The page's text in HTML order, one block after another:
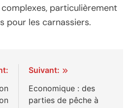
particulièrement
pour les carnassiers.
Suivant:
Economique : des
parties de pêche à